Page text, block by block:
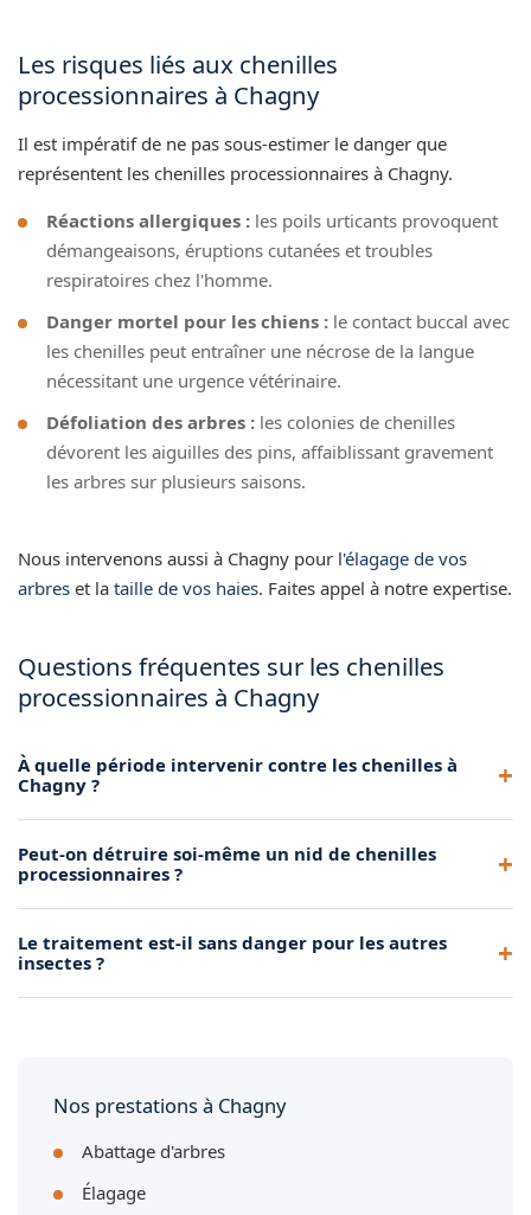
Les risques liés aux chenilles
processionnaires à Chagny
Il est impératif de ne pas sous-estimer le danger que
représentent les chenilles processionnaires à Chagny.
Réactions allergiques : les poils urticants provoquent
démangeaisons, éruptions cutanées et troubles
respiratoires chez l'homme.
Danger mortel pour les chiens : le contact buccal avec
les chenilles peut entraîner une nécrose de la langue
nécessitant une urgence vétérinaire.
Défoliation des arbres : les colonies de chenilles
dévorent les aiguilles des pins, affaiblissant gravement
les arbres sur plusieurs saisons.
Nous intervenons aussi à Chagny pour l'élagage de vos
arbres et la taille de vos haies. Faites appel à notre expertise.
Questions fréquentes sur les chenilles
processionnaires à Chagny
À quelle période intervenir contre les chenilles à
Chagny ?
sont encore dans les nids. Les écopièges se posent dès
l'automne.
Peut-on détruire soi-même un nid de chenilles
processionnaires ?
dans l'air et peuvent provoquer des réactions graves. Seul
Le traitement est-il sans danger pour les autres
insectes ?
Nos prestations à Chagny
Abattage d'arbres
Élagage